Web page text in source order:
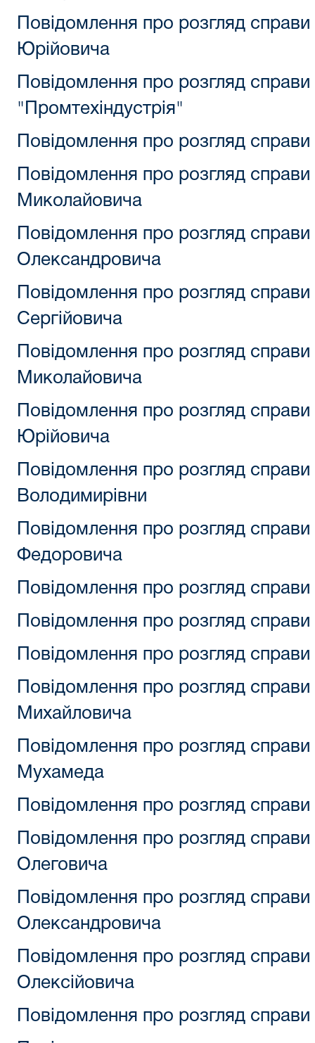
Повідомлення про розгляд
Юрійовича
Повідомлення про розгляд
"Промтехіндустрія"
Повідомлення про розгляд
Повідомлення про розгляд
Миколайовича
Повідомлення про розгляд
Олександровича
Повідомлення про розгляд
Сергійовича
Повідомлення про розгляд
Миколайовича
Повідомлення про розгляд
Юрійовича
Повідомлення про розгляд
Володимирівни
Повідомлення про розгляд
Федоровича
Повідомлення про розгляд
Повідомлення про розгляд
Повідомлення про розгляд
Повідомлення про розгляд
Михайловича
Повідомлення про розгляд
Мухамеда
Повідомлення про розгляд
Повідомлення про розгляд
Олеговича
Повідомлення про розгляд
Олександровича
Повідомлення про розгляд
Олексійовича
Повідомлення про розгляд